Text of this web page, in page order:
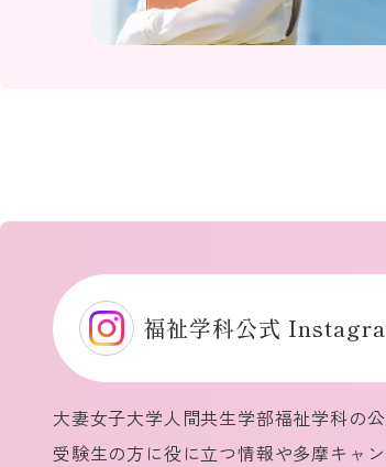
福祉学科公式
大妻女子大学人間共生学部福祉学科の
受験生の方に役に立つ情報や多摩キャ